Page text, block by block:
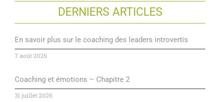
DERNIERS ARTICLES
En savoir plus sur le coaching des leaders introvertis
7 août 2026
Coaching et émotions – Chapitre 2
31 juillet 2026